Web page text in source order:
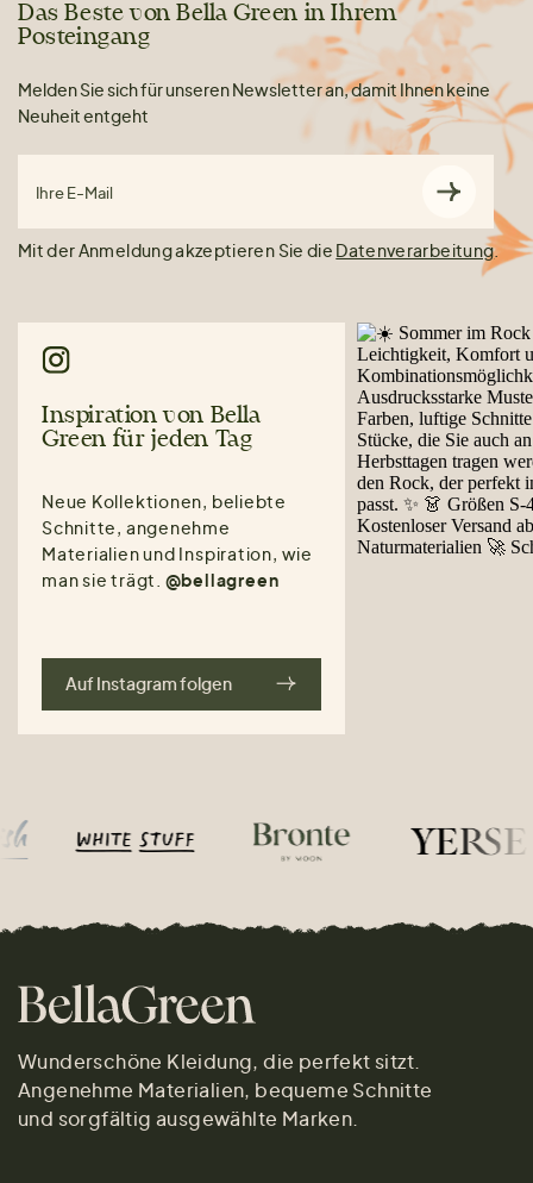
Das Beste von Bella Green in Ihrem
Posteingang
Melden Sie sich für unseren Newsletter an, damit Ihnen keine
Neuheit entgeht
Ihre E-Mail
Mit der Anmeldung akzeptieren Sie die Datenverarbeitung.
Inspiration von Bella
Green für jeden Tag
Neue Kollektionen, beliebte
Schnitte, angenehme
Materialien und Inspiration, wie
man sie trägt. @bellagreen
Auf Instagram folgen
Wunderschöne Kleidung, die perfekt sitzt.
Angenehme Materialien, bequeme Schnitte
und sorgfältig ausgewählte Marken.